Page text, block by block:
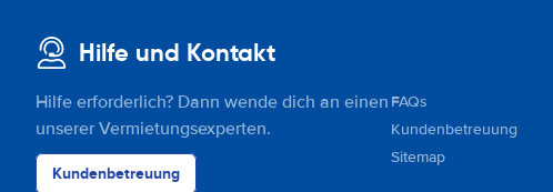
Hilfe und Kontakt
Hilfe erforderlich? Dann wende dich an einen
unserer Vermietungsexperten.
Kundenbetreuung
FAQs
Kundenbetreuung
Sitemap